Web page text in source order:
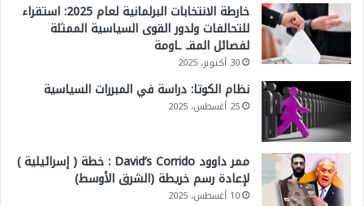
خارطة الانتخابات البرلمانية لعام 2025: استقراء
للتحالفات ولدور القوى السياسية الممثلة
لفصائل المقـ ـاومة
30 أكتوبر، 2025
نظام الكوتا: دراسة في المبررات السياسية
25 أغسطس، 2025
ممر داوود David’s Corrido : خطة ( إسرائيلية )
لإعادة رسم خريطة (الشرق الأوسط)
10 أغسطس، 2025